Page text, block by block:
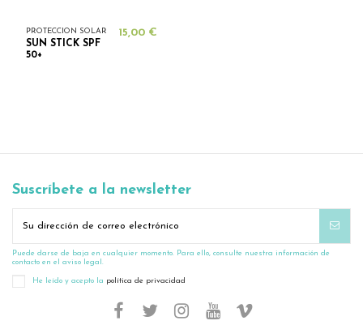
PROTECCION SOLAR
SUN STICK SPF
50+
15,00 €
Suscríbete a la newsletter
Puede darse de baja en cualquier momento. Para ello, consulte nuestra información de
contacto en el aviso legal.
He leído y acepto la política de privacidad